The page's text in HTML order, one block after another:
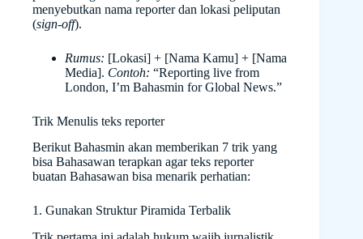
menyebutkan nama reporter dan lokasi peliputan
(sign-off).
Rumus: [Lokasi] + [Nama Kamu] + [Nama
Media]. Contoh: “Reporting live from
London, I’m Bahasmin for Global News.”
Trik Menulis teks reporter
Berikut Bahasmin akan memberikan 7 trik yang
bisa Bahasawan terapkan agar teks reporter
buatan Bahasawan bisa menarik perhatian:
1. Gunakan Struktur Piramida Terbalik